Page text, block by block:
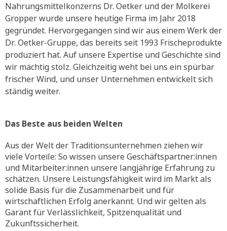
Nahrungsmittelkonzerns Dr. Oetker und der Molkerei
Gropper wurde unsere heutige Firma im Jahr 2018
gegründet. Hervorgegangen sind wir aus einem Werk der
Dr. Oetker-Gruppe, das bereits seit 1993 Frischeprodukte
produziert hat. Auf unsere Expertise und Geschichte sind
wir mächtig stolz. Gleichzeitig weht bei uns ein spürbar
frischer Wind, und unser Unternehmen entwickelt sich
ständig weiter.
Das Beste aus beiden Welten
Aus der Welt der Traditionsunternehmen ziehen wir
viele Vorteile: So wissen unsere Geschäftspartner:innen
und Mitarbeiter:innen unsere langjährige Erfahrung zu
schätzen. Unsere Leistungsfähigkeit wird im Markt als
solide Basis für die Zusammenarbeit und für
wirtschaftlichen Erfolg anerkannt. Und wir gelten als
Garant für Verlässlichkeit, Spitzenqualität und
Zukunftssicherheit.